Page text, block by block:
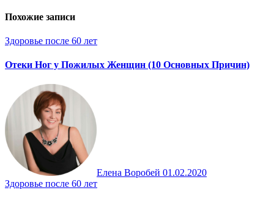
Похожие записи
Здоровье после 60 лет
Отеки Ног у Пожилых Женщин (10 Основных Причин)
Елена Воробей 01.02.2020
Здоровье после 60 лет